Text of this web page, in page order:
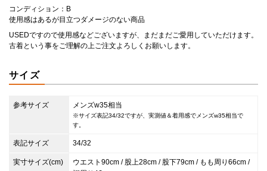
コンディション：B
使用感はあるが目立つダメージのない商品
USEDですので使用感などございますが、まだまだご愛用していただけます。
古着という事をご理解の上ご注文よろしくお願いします。
サイズ
参考サイズ メンズw35相当
※サイズ表記34/32ですが、実測値＆着用感でメンズw35相当で
す。
表記サイズ 34/32
実寸サイズ(cm)
ウエスト90cm / 股上28cm / 股下79cm / もも周り66cm /